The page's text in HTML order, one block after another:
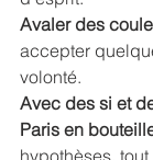
Avaler des
accepter
volonté.
Avec des si et
Paris en
hypothèses,